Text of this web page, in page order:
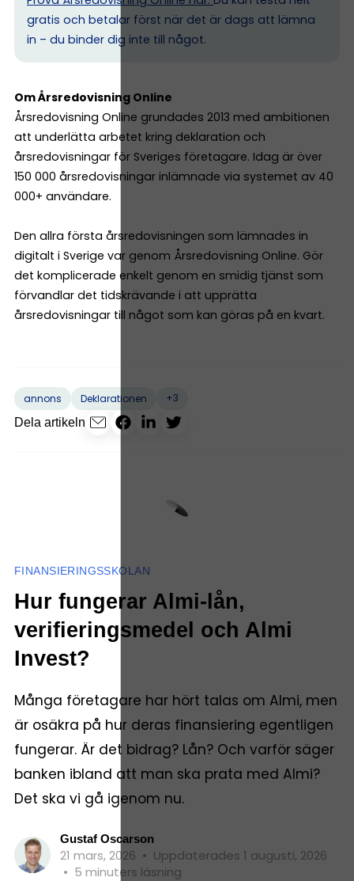
gratis och betalar först när det är dags att lämna
in – du binder dig inte till något.
Om Årsredovisning Online
Årsredovisning Online grundades 2013 med ambitionen
att underlätta arbetet kring deklaration och
årsredovisningar för Sveriges företagare. Idag är över
150 000 årsredovisningar inlämnade via systemet av 40
000+ användare.
Den allra första årsredovisningen som lämnades in
digitalt i Sverige var genom Årsredovisning Online. Gör
det komplicerade enkelt genom en smidig tjänst som
förvandlar det tidskrävande i att upprätta
årsredovisningar till något som kan göras på en kvart.
annons Deklarationen
+3
Dela artikeln
FINANSIERINGSSKOLAN
Hur fungerar Almi-lån,
verifieringsmedel och Almi
Invest?
Många företagare har hört talas om Almi, men
är osäkra på hur deras finansiering egentligen
fungerar. Är det bidrag? Lån? Och varför säger
banken ibland att man ska prata med Almi?
Det ska vi gå igenom nu.
Gustaf Oscarson
21 mars, 2026 • Uppdaterades 1 augusti, 2026
• 5 minuters läsning